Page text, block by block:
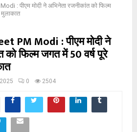
: पीएम मोदी ने अभिनेता रजनीकांत को फिल्म
PM Modi : पीएम मोदी ने
फिल्म जगत में 50 वर्ष पूरे
0 2504